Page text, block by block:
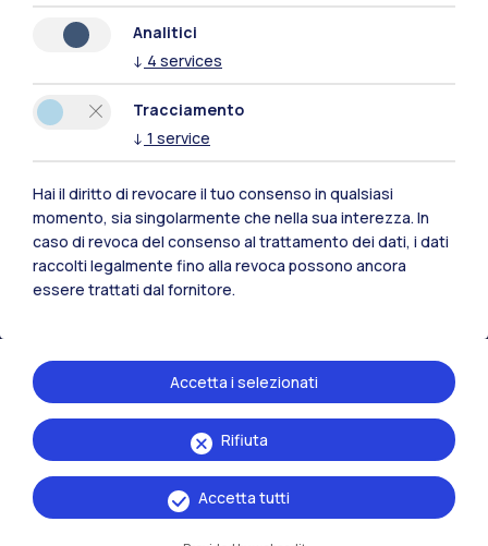
Polimi Community
Tutti i siti dell’ecosistema
Residenze Frontiere
Analitici
↓ 4 services
Tracciamento
↓ 1 service
Hai il diritto di revocare il tuo consenso in qualsiasi
momento, sia singolarmente che nella sua interezza. In
caso di revoca del consenso al trattamento dei dati, i dati
raccolti legalmente fino alla revoca possono ancora
essere trattati dal fornitore.
Rifiuta
Accetta i selezionati
Accetta tutti